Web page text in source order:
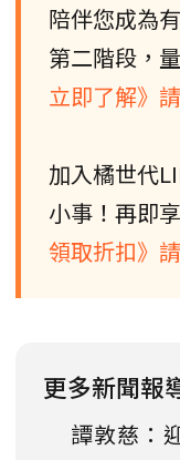
陪伴您成為
第二階段，
立即了解》
加入橘世代
小事！再即
領取折扣》
更多新聞報
譚敦慈：